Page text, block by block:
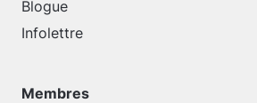
Blogue
Infolettre
Membres